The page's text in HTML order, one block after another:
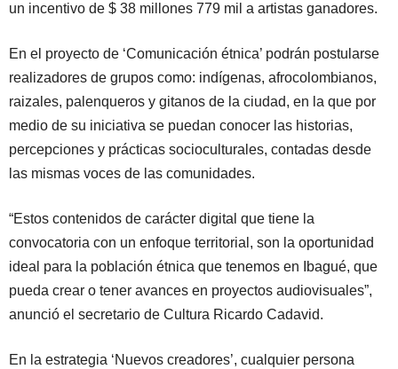
un incentivo de $ 38 millones 779 mil a artistas ganadores.
En el proyecto de ‘Comunicación étnica’ podrán postularse
realizadores de grupos como: indígenas, afrocolombianos,
raizales, palenqueros y gitanos de la ciudad, en la que por
medio de su iniciativa se puedan conocer las historias,
percepciones y prácticas socioculturales, contadas desde
las mismas voces de las comunidades.
“Estos contenidos de carácter digital que tiene la
convocatoria con un enfoque territorial, son la oportunidad
ideal para la población étnica que tenemos en Ibagué, que
pueda crear o tener avances en proyectos audiovisuales”,
anunció el secretario de Cultura Ricardo Cadavid.
En la estrategia ‘Nuevos creadores’, cualquier persona